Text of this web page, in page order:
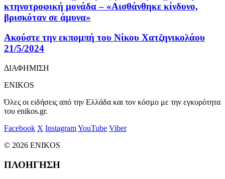
κτηνοτροφική μονάδα – «Αισθάνθηκε κίνδυνο,
βρισκόταν σε άμυνα»
Ακούστε την εκπομπή του Νίκου Χατζηνικολάου
21/5/2024
ΔΙΑΦΗΜΙΣΗ
ENIKOS
Όλες οι ειδήσεις από την Ελλάδα και τον κόσμο με την εγκυρότητα
του enikos.gr.
Facebook X InstagramYouTube Viber
© 2026 ENIKOS
ΠΛΟΗΓΗΣΗ